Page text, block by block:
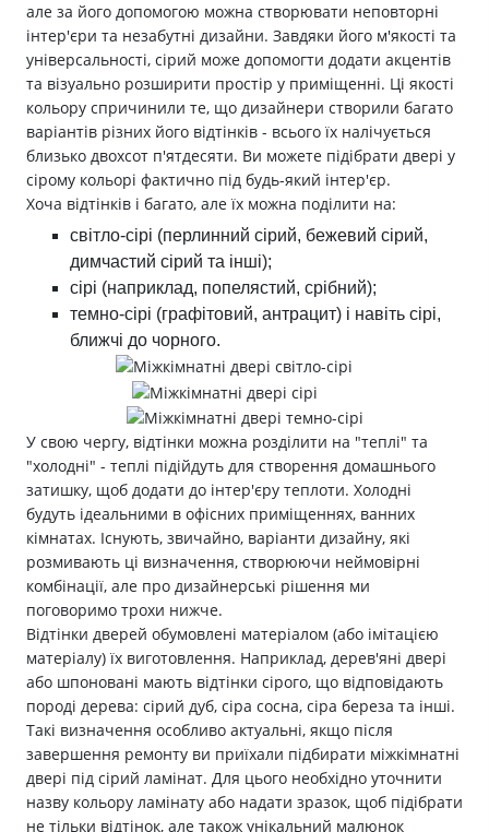
але за його допомогою можна створювати неповторні
інтер'єри та незабутні дизайни. Завдяки його м'якості та
універсальності, сірий може допомогти додати акцентів
та візуально розширити простір у приміщенні. Ці якості
кольору спричинили те, що дизайнери створили багато
варіантів різних його відтінків - всього їх налічується
близько двохсот п'ятдесяти. Ви можете підібрати двері у
сірому кольорі фактично під будь-який інтер'єр.
Хоча відтінків і багато, але їх можна поділити на:
світло-сірі (перлинний сірий, бежевий сірий,
димчастий сірий та інші);
сірі (наприклад, попелястий, срібний);
темно-сірі (графітовий, антрацит) і навіть сірі,
ближчі до чорного.
У свою чергу, відтінки можна розділити на "теплі" та
"холодні" - теплі підійдуть для створення домашнього
затишку, щоб додати до інтер'єру теплоти. Холодні
будуть ідеальними в офісних приміщеннях, ванних
кімнатах. Існують, звичайно, варіанти дизайну, які
розмивають ці визначення, створюючи неймовірні
комбінації, але про дизайнерські рішення ми
поговоримо трохи нижче.
Відтінки дверей обумовлені матеріалом (або імітацією
матеріалу) їх виготовлення. Наприклад, дерев'яні двері
або шпоновані мають відтінки сірого, що відповідають
породі дерева: сірий дуб, сіра сосна, сіра береза та інші.
Такі визначення особливо актуальні, якщо після
завершення ремонту ви приїхали підбирати міжкімнатні
двері під сірий ламінат. Для цього необхідно уточнити
назву кольору ламінату або надати зразок, щоб підібрати
не тільки відтінок, але також унікальний малюнок